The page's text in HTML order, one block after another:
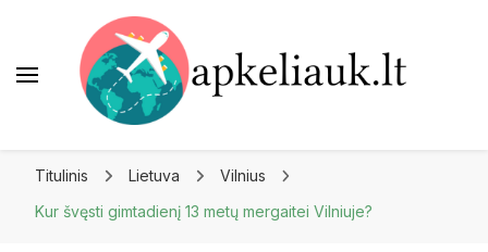
Titulinis Lietuva
Vilnius
Kur švęsti gimtadienį 13 metų mergaitei Vilniuje?